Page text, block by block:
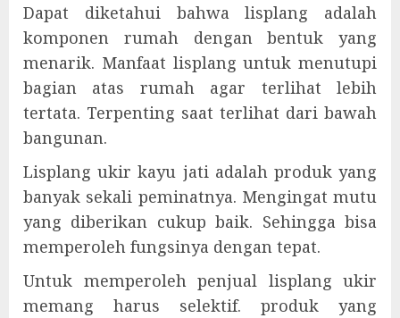
Dapat diketahui bahwa lisplang adalah
komponen rumah dengan bentuk yang
menarik. Manfaat lisplang untuk menutupi
bagian atas rumah agar terlihat lebih
tertata. Terpenting saat terlihat dari bawah
bangunan.
Lisplang ukir kayu jati adalah produk yang
banyak sekali peminatnya. Mengingat mutu
yang diberikan cukup baik. Sehingga bisa
memperoleh fungsinya dengan tepat.
Untuk memperoleh penjual lisplang ukir
memang harus selektif. produk yang